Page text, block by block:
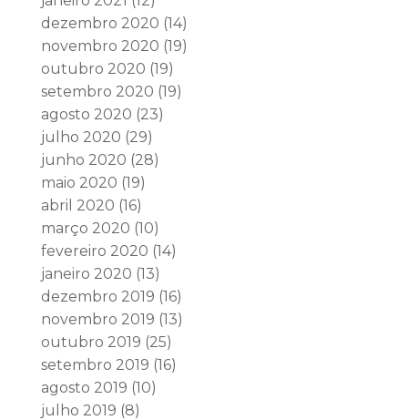
dezembro 2020 (14)
novembro 2020 (19)
outubro 2020 (19)
setembro 2020 (19)
agosto 2020 (23)
julho 2020 (29)
junho 2020 (28)
maio 2020 (19)
abril 2020 (16)
março 2020 (10)
fevereiro 2020 (14)
janeiro 2020 (13)
dezembro 2019 (16)
novembro 2019 (13)
outubro 2019 (25)
setembro 2019 (16)
agosto 2019 (10)
julho 2019 (8)